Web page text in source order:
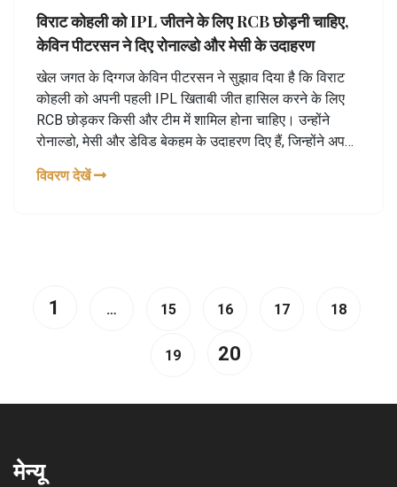
विराट कोहली को IPL जीतने के लिए RCB छोड़नी चाहिए,
केविन पीटरसन ने दिए रोनाल्डो और मेसी के उदाहरण
खेल जगत के दिग्गज केविन पीटरसन ने सुझाव दिया है कि विराट
कोहली को अपनी पहली IPL खिताबी जीत हासिल करने के लिए
RCB छोड़कर किसी और टीम में शामिल होना चाहिए। उन्होंने
रोनाल्डो, मेसी और डेविड बेकहम के उदाहरण दिए हैं, जिन्होंने अपनी
विवरण देखें
1 … 15 16 17 18
19 20
मेन्यू